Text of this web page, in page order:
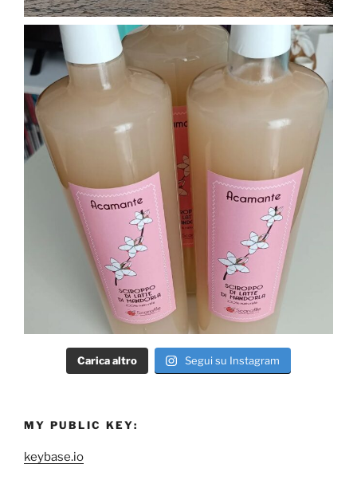
Carica altro Segui su Instagram
MY PUBLIC KEY:
keybase.io